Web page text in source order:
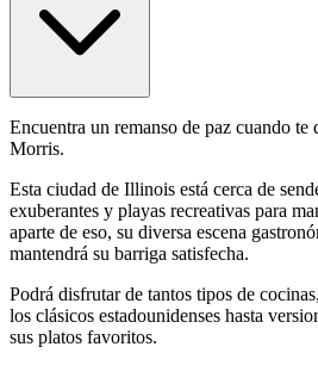
Encuentra un remanso de paz cuando te
Morris.
Esta ciudad de Illinois está cerca de
exuberantes y playas recreativas para
aparte de eso, su diversa escena
mantendrá su barriga satisfecha.
Podrá disfrutar de tantos tipos de
los clásicos estadounidenses hasta
sus platos favoritos.